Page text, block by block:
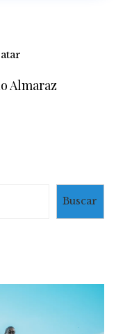
Almaraz
Buscar